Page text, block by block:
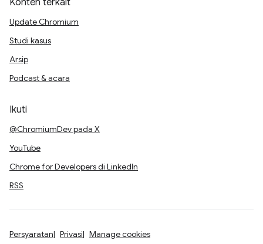
Konten terkait
Update Chromium
Studi kasus
Arsip
Podcast & acara
Ikuti
@ChromiumDev pada X
YouTube
Chrome for Developers di LinkedIn
RSS
Persyaratan Privasi Manage cookies